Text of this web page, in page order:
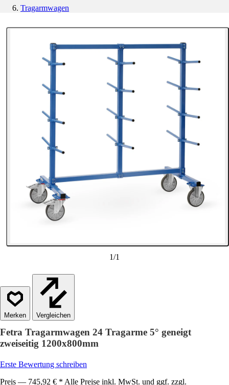
Tragarmwagen
1/1
Vergleichen
Fetra Tragarmwagen 24 Tragarme 5° geneigt
zweiseitig 1200x800mm
Erste Bewertung schreiben
Preis — 745,92 € * Alle Preise inkl. MwSt. und ggf. zzgl.